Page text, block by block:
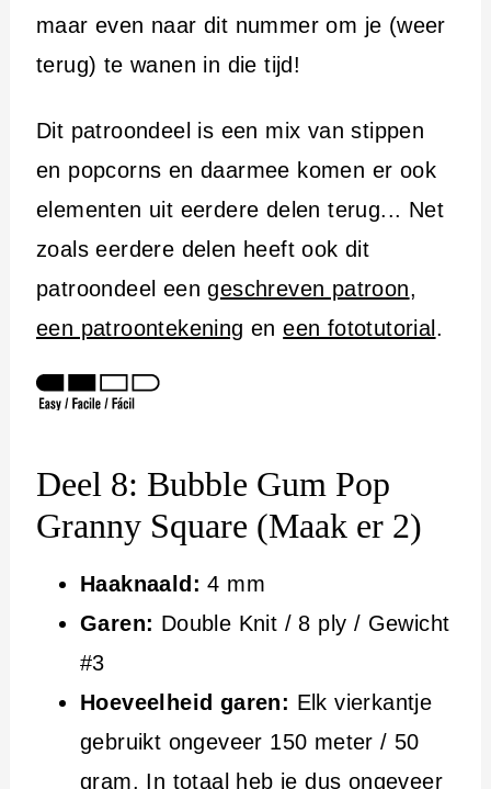
maar even naar dit nummer om je (weer
terug) te wanen in die tijd!
Dit patroondeel is een mix van stippen
en popcorns en daarmee komen er ook
elementen uit eerdere delen terug... Net
zoals eerdere delen heeft ook dit
patroondeel eengeschreven patroon,
een patroontekening eneen fototutorial .
Deel 8: Bubble Gum Pop
Granny Square (Maak er 2)
Haaknaald: 4 mm
Garen: Double Knit / 8 ply / Gewicht
#3
Hoeveelheid garen: Elk vierkantje
gebruikt ongeveer 150 meter / 50
gram. In totaal heb je dus ongeveer